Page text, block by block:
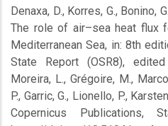
Denaxa, D., Korres, G., Bonino,
The role of air–sea heat flux
Mediterranean Sea, in: 8th
State Report (OSR8),
Moreira, L., Grégoire, M.,
P., Garric, G., Lionello, P.,
Copernicus Publications,